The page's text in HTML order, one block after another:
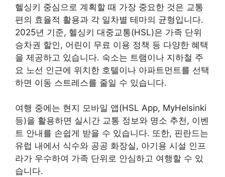
헬싱키 중심으로 계획할 때 가장 중요한 것은 교통
편의 효율적 활용과 각 일차별 테마의 균형입니다.
2025년 기준, 헬싱키 대중교통(HSL)은 가족 단위
승차권 할인, 어린이 무료 이용 정책 등 다양한 혜택
을 제공하고 있습니다. 숙소는 트램이나 지하철 주
요 노선 인근에 위치한 호텔이나 아파트먼트를 선택
하면 이동 스트레스를 줄일 수 있습니다.
여행 중에는 현지 모바일 앱(HSL App, MyHelsinki
등)을 활용하면 실시간 교통 정보와 명소 추천, 이벤
트 안내를 손쉽게 받을 수 있습니다. 또한, 핀란드는
유럽 내에서 식수와 공공 화장실, 아기용 시설 인프
라가 우수하여 가족 단위로 안심하고 여행할 수 있
습니다.